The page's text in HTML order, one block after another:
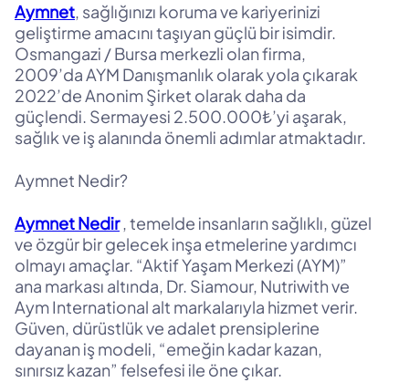
Aymnet, sağlığınızı koruma ve kariyerinizi
geliştirme amacını taşıyan güçlü bir isimdir.
Osmangazi / Bursa merkezli olan firma,
2009’da AYM Danışmanlık olarak yola çıkarak
2022’de Anonim Şirket olarak daha da
güçlendi. Sermayesi 2.500.000₺’yi aşarak,
sağlık ve iş alanında önemli adımlar atmaktadır.
Aymnet Nedir?
Aymnet Nedir, temelde insanların sağlıklı, güzel
ve özgür bir gelecek inşa etmelerine yardımcı
olmayı amaçlar. “Aktif Yaşam Merkezi (AYM)”
ana markası altında, Dr. Siamour, Nutriwith ve
Aym International alt markalarıyla hizmet verir.
Güven, dürüstlük ve adalet prensiplerine
dayanan iş modeli, “emeğin kadar kazan,
sınırsız kazan” felsefesi ile öne çıkar.